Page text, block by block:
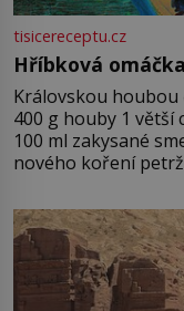
tisicereceptu.cz
Hříbková omáčka
Královskou houbou
400 g houby 1 větší
100 ml zakysané
nového koření